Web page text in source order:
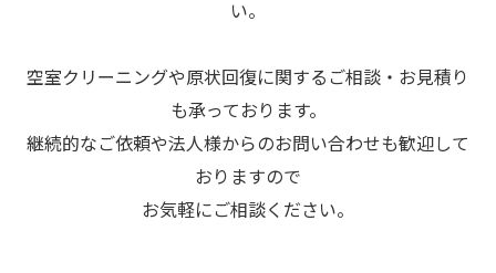
い。
空室クリーニングや原状回復に関するご相談・お見積り
も承っております。
継続的なご依頼や法人様からのお問い合わせも歓迎して
おりますので
お気軽にご相談ください。